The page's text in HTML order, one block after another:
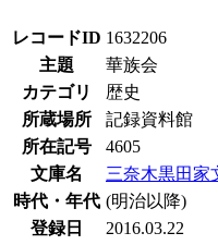
レコードID 1632206
主題
華族会
カテゴリ
歴史
所蔵場所
記録資料館
所在記号
4605
文庫名
三奈木黒田家
時代・年代 (明治以降)
登録日
2016.03.22